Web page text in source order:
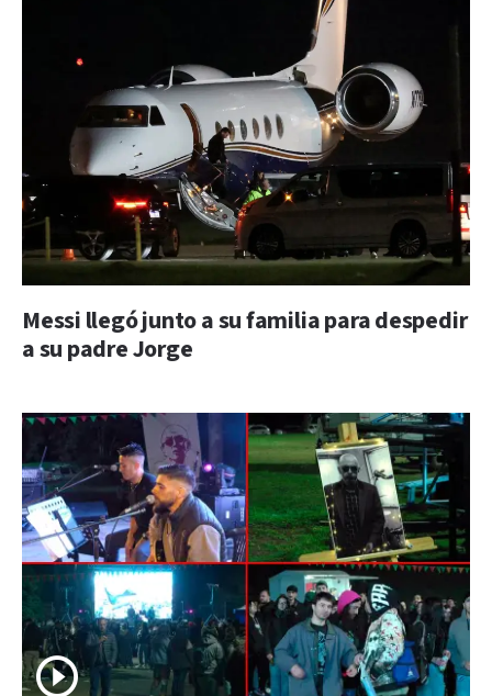
Messi llegó junto a su familia para despedir
a su padre Jorge